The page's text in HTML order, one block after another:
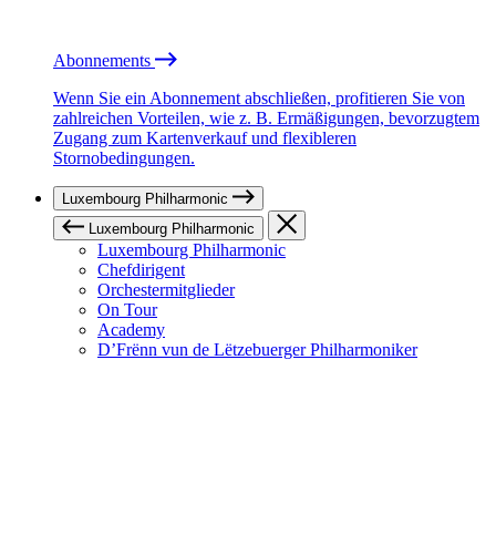
Abonnements
Wenn Sie ein Abonnement abschließen, profitieren Sie von
zahlreichen Vorteilen, wie z. B. Ermäßigungen, bevorzugtem
Zugang zum Kartenverkauf und flexibleren
Stornobedingungen.
Luxembourg Philharmonic
Luxembourg Philharmonic
Luxembourg Philharmonic
Chefdirigent
Orchestermitglieder
On Tour
Academy
D’Frënn vun de Lëtzebuerger Philharmoniker